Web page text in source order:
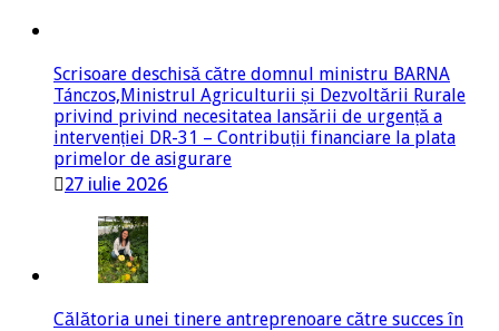
Scrisoare deschisă către domnul ministru BARNA
Tánczos,Ministrul Agriculturii și Dezvoltării Rurale
privind privind necesitatea lansării de urgență a
intervenției DR-31 – Contribuții financiare la plata
primelor de asigurare
27 iulie 2026
Călătoria unei tinere antreprenoare către succes în